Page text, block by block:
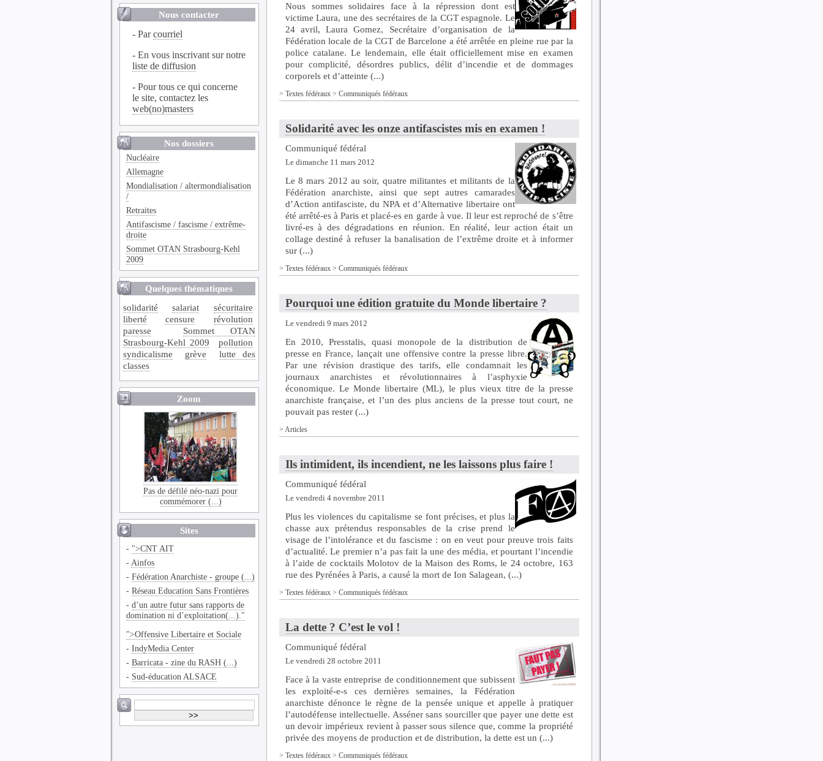
Nous contacter
- Parcourriel
- En vous inscrivant sur notre
liste de diffusion
- Pour tous ce qui concerne
le site, contactez les
web(no)masters
Nos dossiers
Nucléaire
Allemagne
Mondialisation / altermondialisation
/
Retraites
Antifascisme / fascisme / extrême-
droite
Sommet OTAN Strasbourg-Kehl
2009
Quelques thématiques
solidarité
salariat
sécuritaire
liberté
censure
révolution
paresse
Sommet OTAN
Strasbourg-Kehl 2009
pollution
syndicalisme
grève
lutte des
classes
Zoom
Pas de défilé néo-nazi pour
commémorer (...)
Sites
- ">CNT AIT
- Ainfos
- Fédération Anarchiste - groupe (...)
- Réseau Education Sans Frontières
- d’un autre futur sans rapports de
domination ni d’exploitation(...)."
">Offensive Libertaire et Sociale
- IndyMedia Center
- Barricata - zine du RASH (...)
- Sud-éducation ALSACE
Nous sommes solidaires face à la répression dont est
victime Laura, une des secrétaires de la CGT espagnole. Le
24 avril, Laura Gomez, Secrétaire d’organisation de la
Fédération locale de la CGT de Barcelone a été arrêtée en pleine rue par la
police catalane. Le lendemain, elle était officiellement mise en examen
pour complicité, désordres publics, délit d’incendie et de dommages
corporels et d’atteinte (...)
> Textes fédéraux> Communiqués fédéraux
Solidarité avec les onze antifascistes mis en examen !
Communiqué fédéral
Le dimanche 11 mars 2012
Le 8 mars 2012 au soir, quatre militantes et militants de la
Fédération anarchiste, ainsi que sept autres camarades
d’Action antifasciste, du NPA et d’Alternative libertaire ont
été arrêté-es à Paris et placé-es en garde à vue. Il leur est reproché de s’être
livré-es à des dégradations en réunion. En réalité, leur action était un
collage destiné à refuser la banalisation de l’extrême droite et à informer
sur (...)
> Textes fédéraux> Communiqués fédéraux
Pourquoi une édition gratuite du Monde libertaire ?
Le vendredi 9 mars 2012
En 2010, Presstalis, quasi monopole de la distribution de
presse en France, lançait une offensive contre la presse libre.
Par une révision drastique des tarifs, elle condamnait les
journaux anarchistes et révolutionnaires à l’asphyxie
économique. Le Monde libertaire (ML), le plus vieux titre de la presse
anarchiste française, et l’un des plus anciens de la presse tout court, ne
pouvait pas rester (...)
> Articles
Ils intimident, ils incendient, ne les laissons plus faire !
Communiqué fédéral
Le vendredi 4 novembre 2011
Plus les violences du capitalisme se font précises, et plus la
chasse aux prétendus responsables de la crise prend le
visage de l’intolérance et du fascisme : on en veut pour preuve trois faits
d’actualité. Le premier n’a pas fait la une des média, et pourtant l’incendie
à l’aide de cocktails Molotov de la Maison des Roms, le 24 octobre, 163
rue des Pyrénées à Paris, a causé la mort de Ion Salagean, (...)
> Textes fédéraux> Communiqués fédéraux
La dette ? C’est le vol !
Communiqué fédéral
Le vendredi 28 octobre 2011
Face à la vaste entreprise de conditionnement que subissent
les exploité-e-s ces dernières semaines, la Fédération
anarchiste dénonce le règne de la pensée unique et appelle à pratiquer
l’autodéfense intellectuelle. Asséner sans sourciller que payer une dette est
un devoir impérieux revient à passer sous silence que, comme la propriété
privée des moyens de production et de distribution, la dette est un (...)
> Textes fédéraux> Communiqués fédéraux